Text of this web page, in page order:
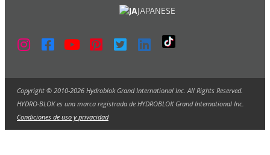
JAPANESE
Copyright © 2010-2026 Hydroblok Grand International Inc. All Rights Reserved.
HYDRO-BLOK es una marca registrada de HYDROBLOK Grand International Inc.
Condiciones de uso y privacidad